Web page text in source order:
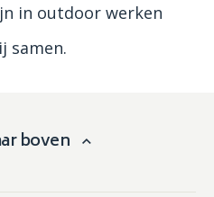
in outdoor werken
samen.
boven